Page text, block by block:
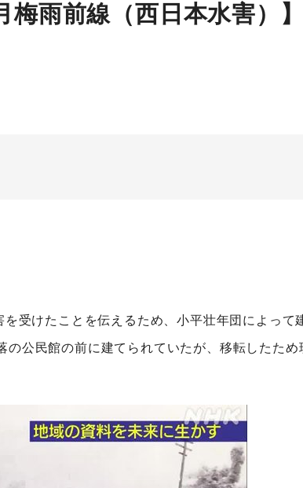
梅雨前線（西日本水害）
受けたことを伝えるため、小平壮年団によっ
公民館の前に建てられていたが、移転したため